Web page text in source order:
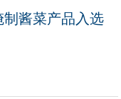
酱菜产品入选